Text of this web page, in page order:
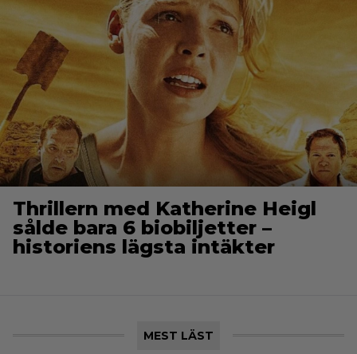
Thrillern med Katherine Heigl
sålde bara 6 biobiljetter –
historiens lägsta intäkter
MEST LÄST